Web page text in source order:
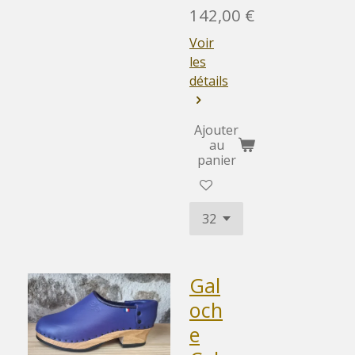
142,00 €
Voir
les
détails
Ajouter
au
panier
Gal
och
e